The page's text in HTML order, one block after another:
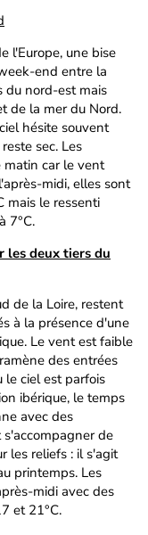
l'Europe, une bise
end entre la
du nord-est mais
de la mer du Nord.
hésite souvent
sec. Les
matin car le vent
midi, elles sont
mais le ressenti
7°C.
les deux tiers du
de la Loire, restent
à la présence d'une
Le vent est faible
des entrées
le ciel est parfois
ibérique, le temps
avec des
de
les reliefs : il s'agit
printemps. Les
midi avec des
et 21°C.